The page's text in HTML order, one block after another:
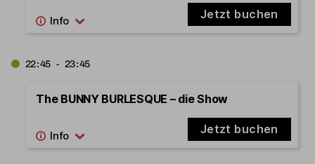
Jetzt buchen
22:45 - 23:45
The BUNNY BURLESQUE – die Show
Jetzt buchen